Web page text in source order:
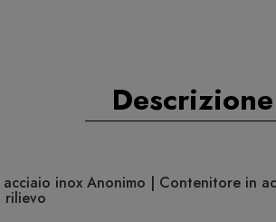
Descrizione
inox Anonimo | Contenitore in
rilievo